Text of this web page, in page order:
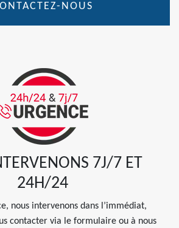
NOUS
7J/7 ET
24H/24
nous intervenons dans l’immédiat,
contacter via le formulaire ou à nous